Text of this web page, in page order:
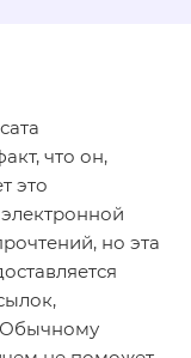
что он,
это
но эта
Обычному